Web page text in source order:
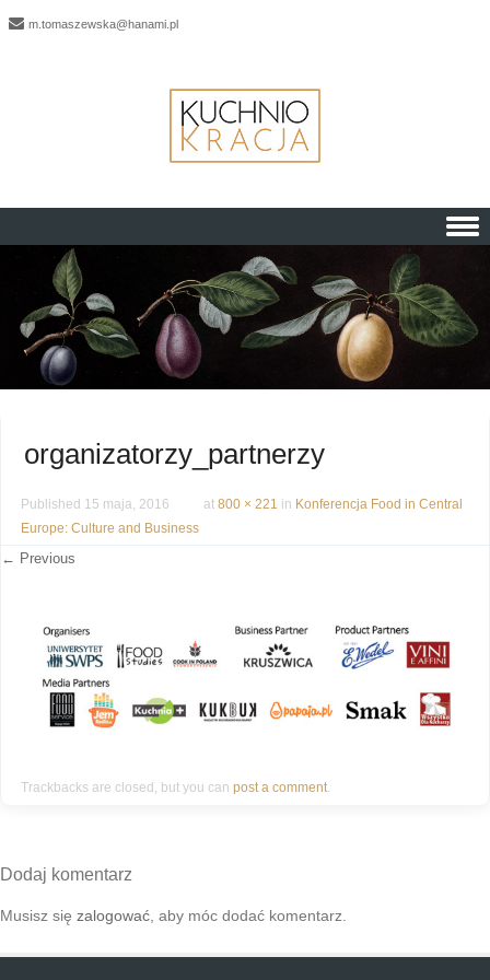
m.tomaszewska@hanami.pl
Skip to content
organizatorzy_partnerzy
Published 15 maja, 2016 at 800 × 221 in Konferencja Food in Central
Europe: Culture and Business
← Previous
Trackbacks are closed, but you can post a comment.
Dodaj komentarz
Musisz się zalogować, aby móc dodać komentarz.